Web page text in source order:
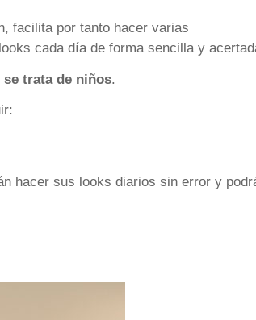
facilita por tanto hacer varias
cada día de forma sencilla y
se trata de niños.
hacer sus looks diarios sin error y